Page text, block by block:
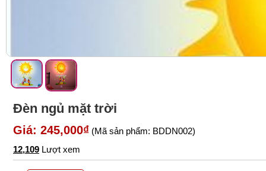
Đèn ngủ mặt trời
Giá: 245,000₫ (Mã sản phẩm: BDDN002)
12,109 Lượt xem